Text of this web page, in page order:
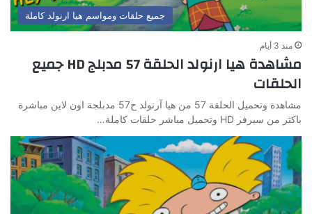
جميع حلقات ومواسم هيا ارنولد كاملة
منذ 3 أيام
مشاهدة هيا ارنولد الحلقة 57 مدبلج HD جميع
الحلقات
مشاهدة وتحميل الحلقة 57 من هيا آرنولد ح57 مدبلجة اون لاين مباشرة
باكثر من سيرفر HD وتحميل مباشر حلقات كاملة…